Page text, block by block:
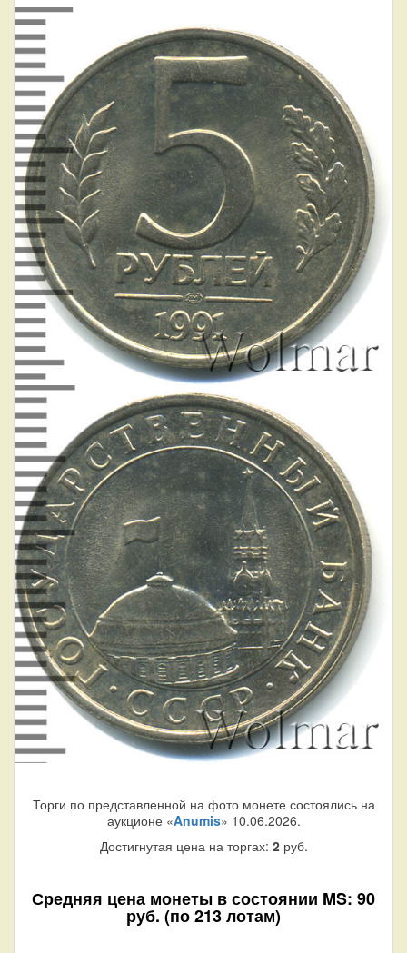
Торги по представленной на фото монете состоялись на
аукционе «Anumis» 10.06.2026.
Достигнутая цена на торгах: 2руб.
Средняя цена монеты в состоянии MS: 90
руб. (по 213 лотам)